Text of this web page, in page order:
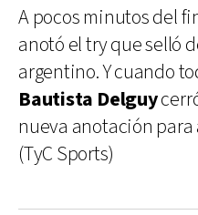
A pocos minutos del
anotó el try que selló
argentino. Y cuando
Bautista Delguy
nueva anotación para
(TyC Sports)